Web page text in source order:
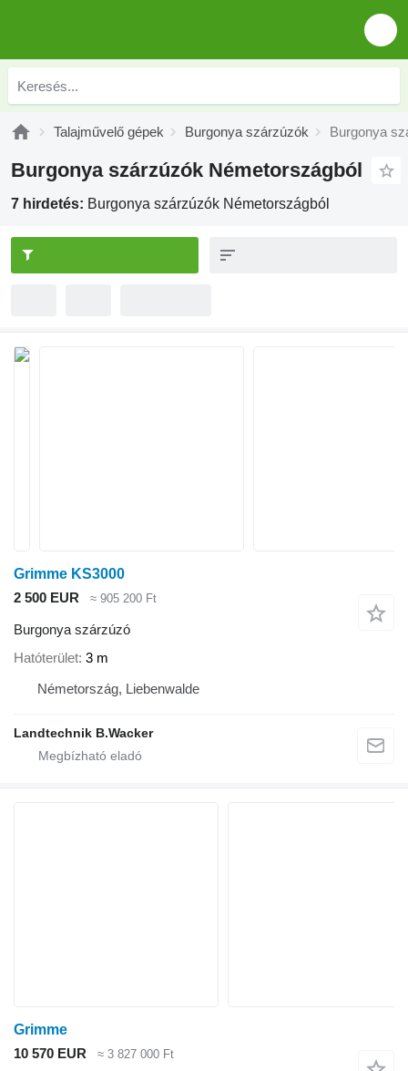
Talajművelő gépek Burgonya szárzúzók Burgonya
Burgonya szárzúzók Németországból
7 hirdetés: Burgonya szárzúzók Németországból
Grimme KS3000
2 500 EUR
≈ 905 200 Ft
Burgonya szárzúzó
Hatóterület 3 m
Németország, Liebenwalde
Landtechnik B.Wacker
Grimme
10 570 EUR
≈ 3 827 000 Ft